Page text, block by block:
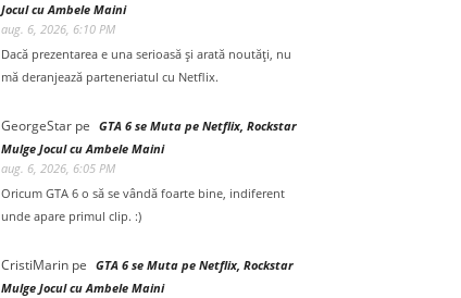
Jocul cu Ambele Maini
aug. 6, 2026, 6:10 PM
Dacă prezentarea e una serioasă și arată noutăți, nu
mă deranjează parteneriatul cu Netflix.
GeorgeStar pe GTA 6 se Muta pe Netflix, Rockstar
Mulge Jocul cu Ambele Maini
aug. 6, 2026, 6:05 PM
Oricum GTA 6 o să se vândă foarte bine, indiferent
unde apare primul clip. :)
CristiMarin pe GTA 6 se Muta pe Netflix, Rockstar
Mulge Jocul cu Ambele Maini